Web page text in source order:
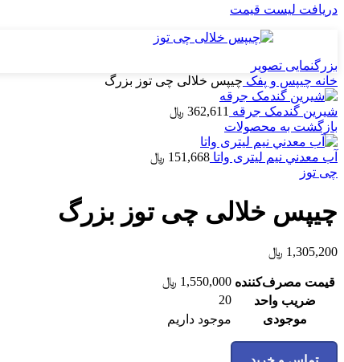
دریافت لیست قیمت
بزرگنمایی تصویر
خانه چیپس و پفک چیپس خلالی چی توز بزرگ
شیرین گندمک جرقه 362,611 ﷼
بازگشت به محصولات
آب معدني نيم لیتری واتا 151,668 ﷼
چی توز
چیپس خلالی چی توز بزرگ
1,305,200 ﷼
قیمت مصرف‌کننده 1,550,000 ﷼
ضریب واحد
20
موجودی
موجود داریم